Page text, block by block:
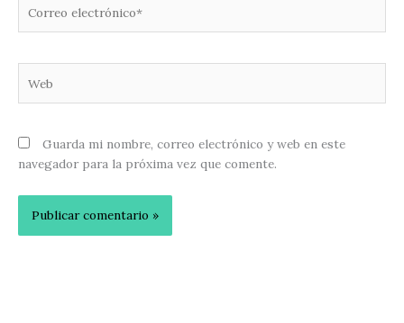
electrónico*
Guarda mi nombre, correo electrónico y web en este
navegador para la próxima vez que comente.